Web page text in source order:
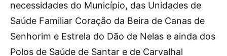
necessidades do Município, das Unidades de
Saúde Familiar Coração da Beira de Canas de
Senhorim e Estrela do Dão de Nelas e ainda dos
Polos de Saúde de Santar e de Carvalhal